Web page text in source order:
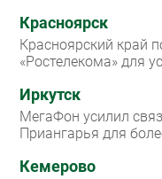
Красноярск
Красноярский край
«Ростелекома» для
Иркутск
МегаФон усилил
Приангарья для
Кемерово